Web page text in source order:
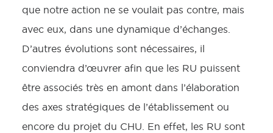
que notre action ne se voulait pas contre, mais
avec eux, dans une dynamique d’échanges.
D’autres évolutions sont nécessaires, il
conviendra d’œuvrer afin que les RU puissent
être associés très en amont dans l’élaboration
des axes stratégiques de l’établissement ou
encore du projet du CHU. En effet, les RU sont